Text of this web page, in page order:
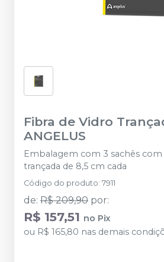
Fibra de Vidro
ANGELUS
Embalagem com 3 sachês
trançada de 8,5 cm cada
Código do produto: 7911
de: R$ 209,90 por:
R$ 157,51 no Pix
ou R$ 165,80 nas demais